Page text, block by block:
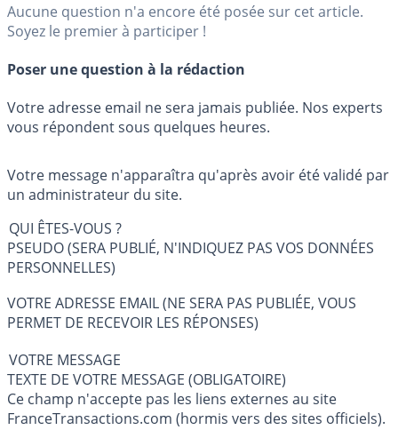
Aucune question n'a encore été posée sur cet article.
Soyez le premier à participer !
Poser une question à la rédaction
Votre adresse email ne sera jamais publiée. Nos experts
vous répondent sous quelques heures.
Votre message n'apparaîtra qu'après avoir été validé par
un administrateur du site.
QUI ÊTES-VOUS ?
PSEUDO (SERA PUBLIÉ, N'INDIQUEZ PAS VOS DONNÉES
PERSONNELLES)
VOTRE ADRESSE EMAIL (NE SERA PAS PUBLIÉE, VOUS
PERMET DE RECEVOIR LES RÉPONSES)
VOTRE MESSAGE
TEXTE DE VOTRE MESSAGE (OBLIGATOIRE)
Ce champ n'accepte pas les liens externes au site
FranceTransactions.com (hormis vers des sites officiels).